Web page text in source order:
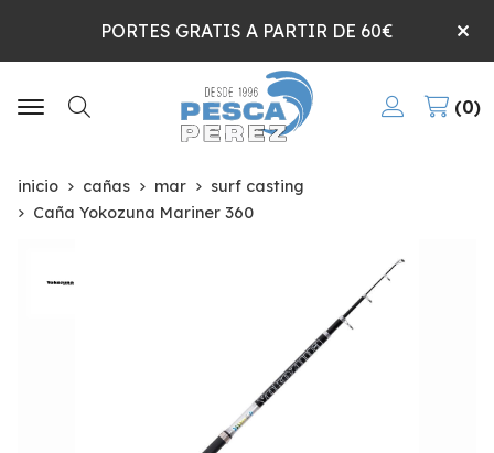
PORTES GRATIS A PARTIR DE 60€
Buscar
0
inicio cañas mar
surf casting
Caña Yokozuna Mariner 360